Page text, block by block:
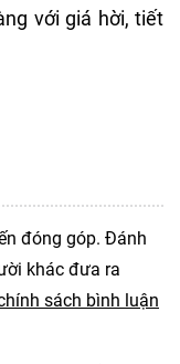
với giá hời, tiết
đóng góp. Đánh
khác đưa ra
sách bình luận